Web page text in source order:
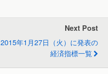
Next Post
2015年1月27日（火）に発表の
経済指標一覧